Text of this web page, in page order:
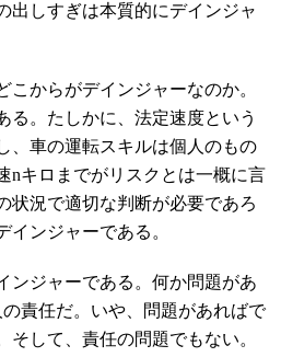
出しすぎは本質的にデインジャ
からがデインジャーなのか。
る。たしかに、法定速度という
、車の運転スキルは個人のもの
nキロまでがリスクとは一概に言
状況で適切な判断が必要であろ
インジャーである。
ジャーである。何か問題があ
責任だ。いや、問題があればで
そして、責任の問題でもない。